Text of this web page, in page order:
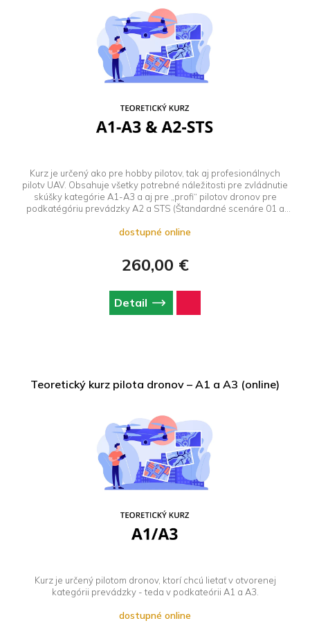
Kurz je určený ako pre hobby pilotov, tak aj profesionálnych
pilotv UAV. Obsahuje všetky potrebné náležitosti pre zvládnutie
skúšky kategórie A1-A3 a aj pre „profi“ pilotov dronov pre
podkatégóriu prevádzky A2 a STS (Štandardné scenáre 01 a
SR s ohľadom na EU legislatívu 2025.
dostupné online
260,00 €
Detail
Teoretický kurz pilota dronov – A1 a A3 (online)
Kurz je určený pilotom dronov, ktorí chcú lietať v otvorenej
kategórii prevádzky - teda v podkateórii A1 a A3.
dostupné online